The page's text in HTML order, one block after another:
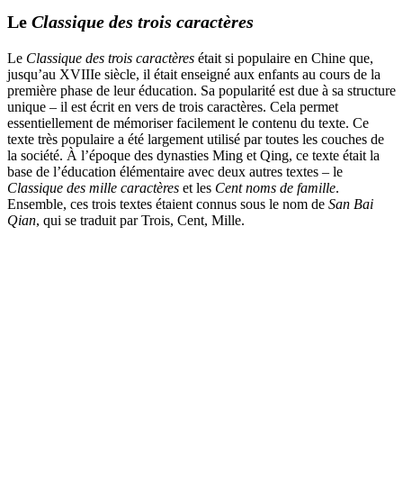
Le Classique des trois caractères
Le Classique des trois caractères était si populaire en Chine que,
jusqu’au XVIIIe siècle, il était enseigné aux enfants au cours de la
première phase de leur éducation. Sa popularité est due à sa structure
unique – il est écrit en vers de trois caractères. Cela permet
essentiellement de mémoriser facilement le contenu du texte. Ce
texte très populaire a été largement utilisé par toutes les couches de
la société. À l’époque des dynasties Ming et Qing, ce texte était la
base de l’éducation élémentaire avec deux autres textes – le
Classique des mille caractères et les Cent noms de famille.
Ensemble, ces trois textes étaient connus sous le nom de San Bai
Qian, qui se traduit par Trois, Cent, Mille.